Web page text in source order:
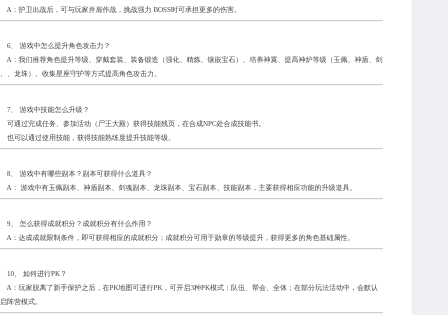
：护卫出战后，可与玩家并肩作战，挑战强力 BOSS时可承担更多的伤害。
游戏中怎么提升角色攻击力？
：我们推荐角色提升等级、穿戴套装、装备锻造（强化、精炼、镶嵌宝石）、培养神翼、提高神炉等级（玉佩、神盾、剑
、龙珠）、收集星座守护等方式提高角色攻击力。
游戏中技能怎么升级？
通过完成任务、参加活动（尸王大殿）获得技能残页，在合成NPC处合成技能书。
可以通过使用技能，获得技能熟练度提升技能等级。
游戏中有哪些副本？副本可获得什么道具？
： 游戏中有玉佩副本、神盾副本、剑魂副本、龙珠副本、宝石副本、技能副本，主要获得相应功能的升级道具。
怎么获得成就积分？成就积分有什么作用？
：达成成就限制条件，即可获得相应的成就积分；成就积分可用于勋章的等级提升，获得更多的角色基础属性。
、 如何进行PK？
：玩家脱离了新手保护之后，在PK地图可进行PK，可开启3种PK模式：队伍、帮会、全体；在部分玩法活动中，会默认
阵营模式。